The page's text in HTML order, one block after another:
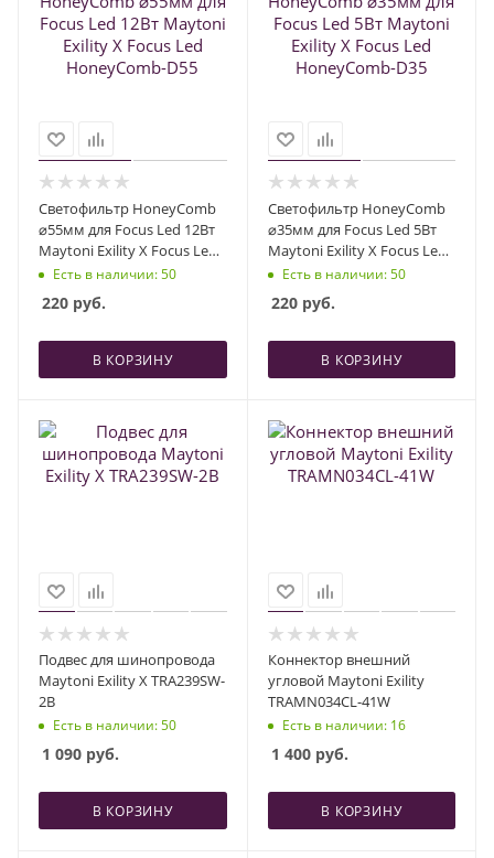
Светофильтр HoneyComb
⌀55мм для Focus Led 12Вт
Maytoni Exility X Focus Led
HoneyComb-D55
Есть в наличии: 50
220 руб.
В КОРЗИНУ
Светофильтр HoneyComb
⌀35мм для Focus Led 5Вт
Maytoni Exility X Focus Led
HoneyComb-D35
Есть в наличии: 50
220руб.
В КОРЗИНУ
Подвес для шинопровода
Maytoni Exility X TRA239SW-
2B
Есть в наличии: 50
1 090 руб.
В КОРЗИНУ
Коннектор внешний
угловой Maytoni Exility
TRAMN034CL-41W
Есть в наличии: 16
1 400руб.
В КОРЗИНУ